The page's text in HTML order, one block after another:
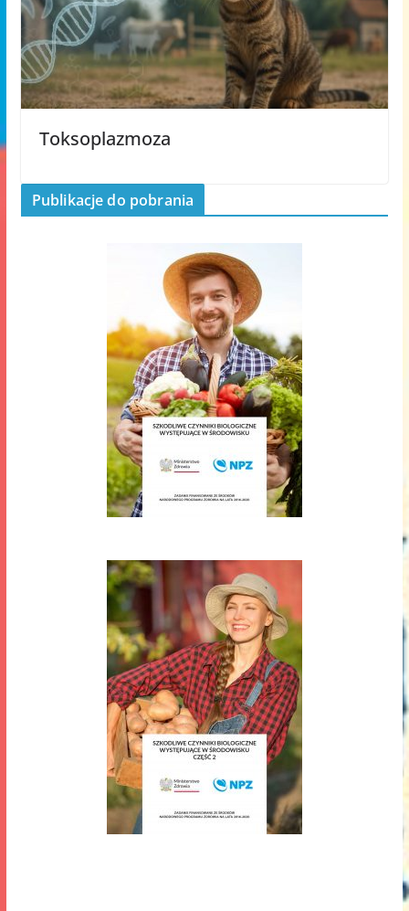
Toksoplazmoza
Publikacje do pobrania